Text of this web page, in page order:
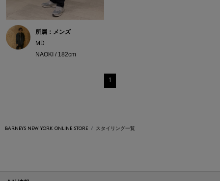
所属：メンズ
MD
NAOKI / 182cm
1
BARNEYS NEW YORK ONLINE STORE スタイリング一覧